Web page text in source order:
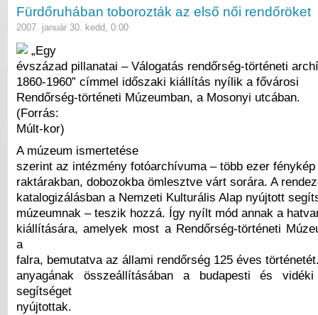
Fürdőruhában toborozták az első női rendőröket
2007. január 30. kedd, 0:00
„Egy
évszázad pillanatai – Válogatás rendőrség-történeti
1860-1960” címmel időszaki kiállítás nyílik a fővárosi
Rendőrség-történeti Múzeumban, a Mosonyi utcában.
(Forrás:
Múlt-kor)
A múzeum ismertetése
szerint az intézmény fotóarchívuma – több ezer
raktárakban, dobozokba ömlesztve várt sorára. A
katalogizálásban a Nemzeti Kulturális Alap nyújtott
múzeumnak – teszik hozzá. Így nyílt mód annak a
kiállítására, amelyek most a Rendőrség-történeti
a
falra, bemutatva az állami rendőrség 125 éves
anyagának összeállításában a budapesti és
segítséget
nyújtottak.